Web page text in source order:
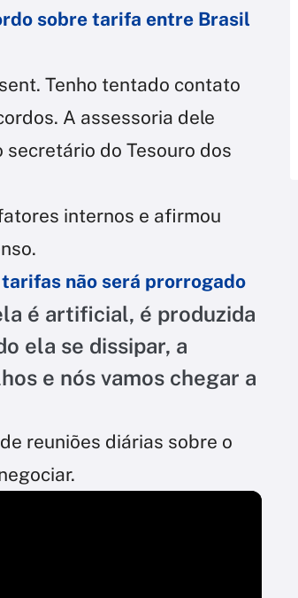
sobre tarifa entre Brasil
Tenho tentado contato
A assessoria dele
do Tesouro dos
internos e afirmou
tarifas não será prorrogado
é artificial, é produzida
ela se dissipar, a
e nós vamos chegar a
reuniões diárias sobre o